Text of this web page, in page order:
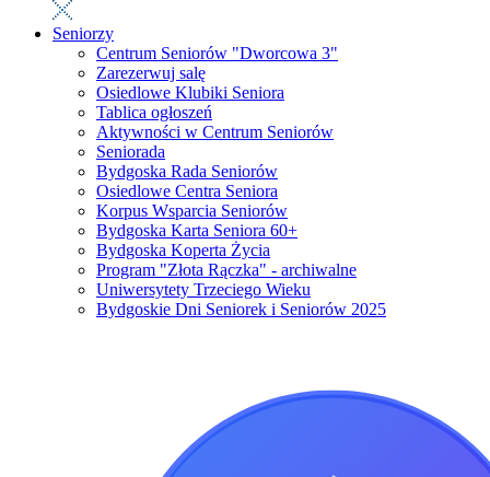
Seniorzy
Centrum Seniorów "Dworcowa 3"
Zarezerwuj salę
Osiedlowe Klubiki Seniora
Tablica ogłoszeń
Aktywności w Centrum Seniorów
Seniorada
Bydgoska Rada Seniorów
Osiedlowe Centra Seniora
Korpus Wsparcia Seniorów
Bydgoska Karta Seniora 60+
Bydgoska Koperta Życia
Program "Złota Rączka" - archiwalne
Uniwersytety Trzeciego Wieku
Bydgoskie Dni Seniorek i Seniorów 2025